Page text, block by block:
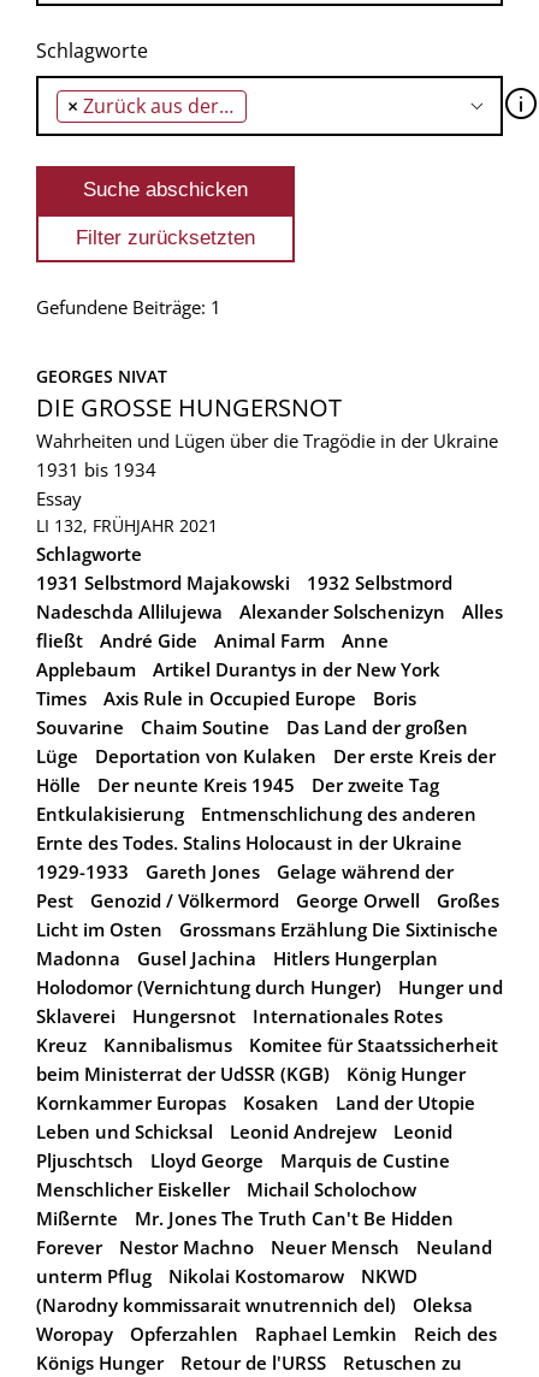
Schlagworte
× Zurück aus der UdSSR 🛈
Gefundene Beiträge: 1
GEORGES NIVAT
DIE GROSSE HUNGERSNOT
Wahrheiten und Lügen über die Tragödie in der Ukraine
1931 bis 1934
Essay
LI 132, FRÜHJAHR 2021
Schlagworte
1931 Selbstmord Majakowski
1932 Selbstmord
Nadeschda Allilujewa
Alexander Solschenizyn
Alles
fließt
André Gide Animal Farm
Anne
Applebaum
Artikel Durantys in der New York
Times
Axis Rule in Occupied Europe
Boris
Souvarine
Chaim Soutine
Das Land der großen
Lüge
Deportation von Kulaken
Der erste Kreis der
Hölle
Der neunte Kreis 1945
Der zweite Tag
Entkulakisierung
Entmenschlichung des anderen
Ernte des Todes. Stalins Holocaust in der Ukraine
1929-1933
Gareth Jones
Gelage während der
Pest
Genozid / Völkermord George Orwell
Großes
Licht im Osten
Grossmans Erzählung Die Sixtinische
Madonna
Gusel Jachina
Hitlers Hungerplan
Holodomor (Vernichtung durch Hunger)
Hunger und
Sklaverei
Hungersnot
Internationales Rotes
Kreuz
Kannibalismus
Komitee für Staatssicherheit
beim Ministerrat der UdSSR (KGB)
König Hunger
Kornkammer Europas
Kosaken
Land der Utopie
Leben und Schicksal
Leonid Andrejew
Leonid
Pljuschtsch
Lloyd George
Marquis de Custine
Menschlicher Eiskeller
Michail Scholochow
Mißernte
Mr. Jones The Truth Can't Be Hidden
Forever
Nestor Machno Neuer Mensch
Neuland
unterm Pflug
Nikolai Kostomarow
NKWD
(Narodny kommissarait wnutrennich del)
Oleksa
Woropay
Opferzahlen Raphael Lemkin
Reich des
Königs Hunger
Retour de l'URSS
Retuschen zu